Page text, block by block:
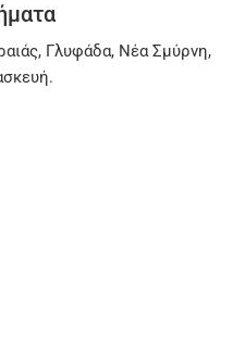
, Γλυφάδα, Νέα Σμύρνη,
.